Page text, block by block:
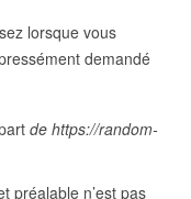
lorsque vous
demandé
de https://random-
préalable n’est pas